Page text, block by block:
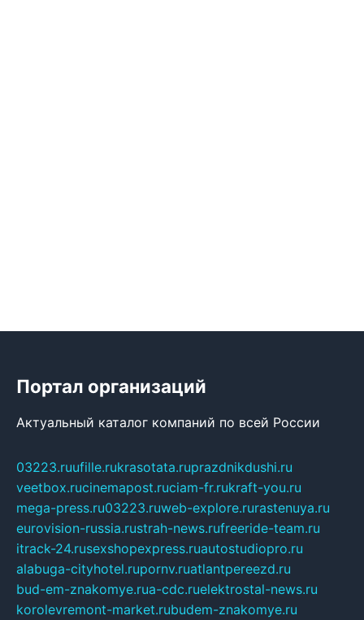
Портал организаций
Актуальный каталог компаний по всей России
03223.ruufille.rukrasotata.ruprazdnikdushi.ru
veetbox.rucinemapost.ruciam-fr.rukraft-you.ru
mega-press.ru03223.ruweb-explore.rurastenuya.ru
eurovision-russia.rustrah-news.rufreeride-team.ru
itrack-24.rusexshopexpress.ruautostudiopro.ru
alabuga-cityhotel.rupornv.ruatlantpereezd.ru
bud-em-znakomye.rua-cdc.ruelektrostal-news.ru
korolevremont-market.rubudem-znakomye.ru